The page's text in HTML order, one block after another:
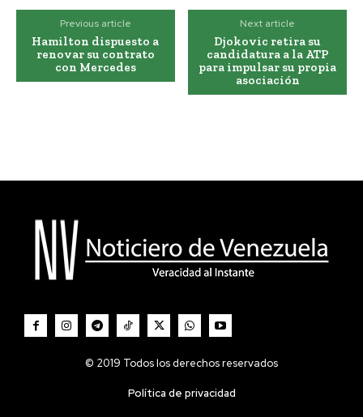
Previous article
Hamilton dispuesto a
renovar su contrato
con Mercedes
Next article
Djokovic retira su
candidatura a la ATP
para impulsar su propia
asociación
© 2019 Todos los derechos reservados
Política de privacidad